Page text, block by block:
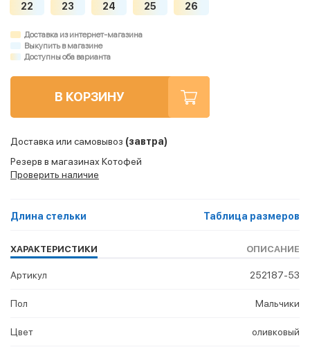
22 23 24 25 26
Доставка из интернет-магазина
Выкупить в магазине
Доступны оба варианта
В КОРЗИНУ
Доставка или самовывоз (завтра)
Резерв в магазинах Котофей
Проверить наличие
Длина стельки Таблица размеров
ХАРАКТЕРИСТИКИ ОПИСАНИЕ
Артикул 252187-53
Пол Мальчики
Цвет оливковый